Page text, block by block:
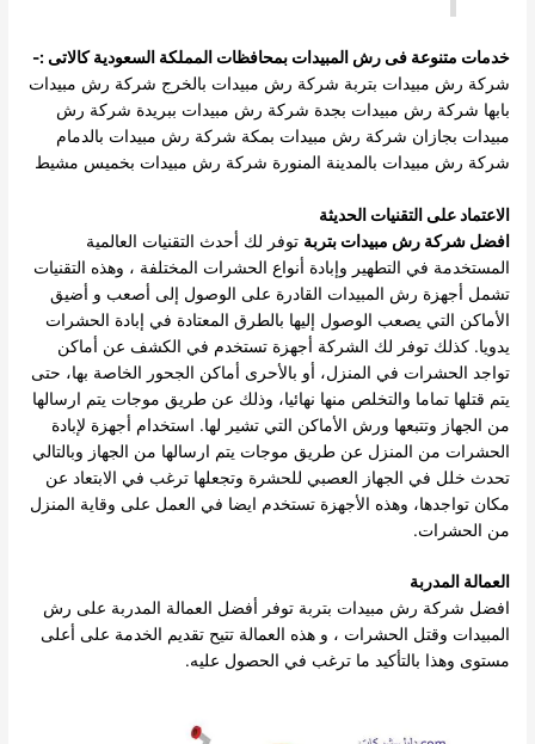
خدمات متنوعة فى رش المبيدات بمحافظات المملكة السعودية كالاتى :-
شركة رش مبيدات بتربة شركة رش مبيدات بالخرج شركة رش مبيدات
بابها شركة رش مبيدات بجدة شركة رش مبيدات ببريدة شركة رش
مبيدات بجازان شركة رش مبيدات بمكة شركة رش مبيدات بالدمام
شركة رش مبيدات بالمدينة المنورة شركة رش مبيدات بخميس مشيط
الاعتماد على التقنيات الحديثة
افضل شركة رش مبيدات بتربة توفر لك أحدث التقنيات العالمية
المستخدمة في التطهير وإبادة أنواع الحشرات المختلفة ، وهذه التقنيات
تشمل أجهزة رش المبيدات القادرة على الوصول إلى أصعب و أضيق
الأماكن التي يصعب الوصول إليها بالطرق المعتادة في إبادة الحشرات
يدويا. كذلك توفر لك الشركة أجهزة تستخدم في الكشف عن أماكن
تواجد الحشرات في المنزل، أو بالأحرى أماكن الجحور الخاصة بها، حتى
يتم قتلها تماما والتخلص منها نهائيا، وذلك عن طريق موجات يتم ارسالها
من الجهاز وتتبعها ورش الأماكن التي تشير لها. استخدام أجهزة لإبادة
الحشرات من المنزل عن طريق موجات يتم ارسالها من الجهاز وبالتالي
تحدث خلل في الجهاز العصبي للحشرة وتجعلها ترغب في الابتعاد عن
مكان تواجدها، وهذه الأجهزة تستخدم ايضا في العمل على وقاية المنزل
من الحشرات.
العمالة المدربة
افضل شركة رش مبيدات بتربة توفر أفضل العمالة المدربة على رش
المبيدات وقتل الحشرات ، و هذه العمالة تتيح تقديم الخدمة على أعلى
مستوى وهذا بالتأكيد ما ترغب في الحصول عليه.